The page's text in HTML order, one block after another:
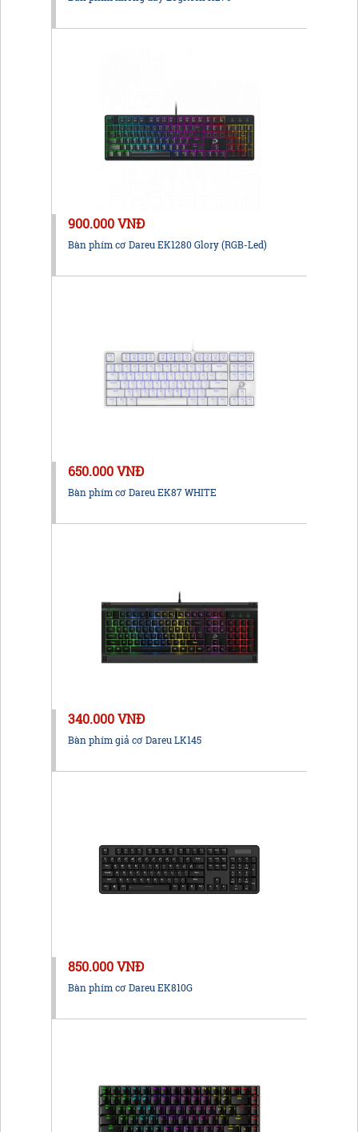
900.000 VNĐ
Bàn phím cơ Dareu EK1280 Glory (RGB-Led)
650.000 VNĐ
Bàn phím cơ Dareu EK87 WHITE
340.000 VNĐ
Bàn phím giả cơ Dareu LK145
850.000 VNĐ
Bàn phím cơ Dareu EK810G